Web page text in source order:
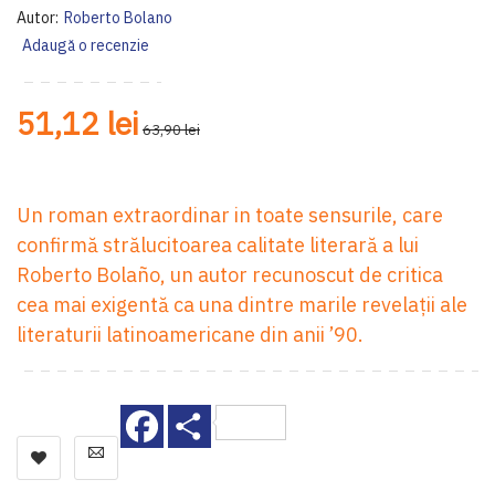
Autor: Roberto Bolano
Adaugă o recenzie
51,12 lei 63,90 lei
Un roman extraordinar in toate sensurile, care
confirmă strălucitoarea calitate literară a lui
Roberto Bolaño, un autor recunoscut de critica
cea mai exigentă ca una dintre marile revelaţii ale
literaturii latinoamericane din anii ’90.
Facebook
end
of
the
images